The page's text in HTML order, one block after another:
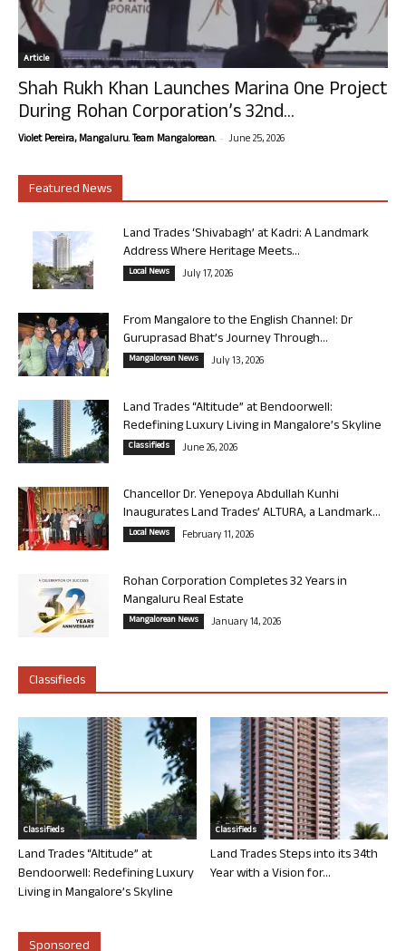
Article
Shah Rukh Khan Launches Marina One Project
During Rohan Corporation’s 32nd...
Violet Pereira, Mangaluru. Team Mangalorean. - June 25, 2026
Featured News
Land Trades ‘Shivabagh’ at Kadri: A Landmark
Address Where Heritage Meets...
Local News July 17, 2026
From Mangalore to the English Channel: Dr
Guruprasad Bhat’s Journey Through...
Mangalorean News July 13, 2026
Land Trades “Altitude” at Bendoorwell:
Redefining Luxury Living in Mangalore’s Skyline
Classifieds June 26, 2026
Chancellor Dr. Yenepoya Abdullah Kunhi
Inaugurates Land Trades’ ALTURA, a Landmark...
Local News February 11, 2026
Rohan Corporation Completes 32 Years in
Mangaluru Real Estate
Mangalorean News January 14, 2026
Classifieds
Classifieds
Land Trades “Altitude” at
Bendoorwell: Redefining Luxury
Living in Mangalore’s Skyline
Classifieds
Land Trades Steps into its 34th
Year with a Vision for...